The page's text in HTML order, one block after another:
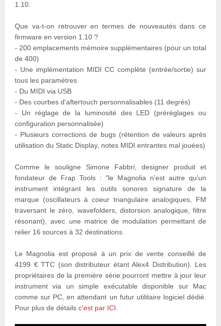
1.10.
Que va-t-on retrouver en termes de nouveautés dans ce
firmware en version 1.10 ?
- 200 emplacements mémoire supplémentaires (pour un total
de 400)
- Une implémentation MIDI CC complète (entrée/sortie) sur
tous les paramètres
- Du MIDI via USB
- Des courbes d'aftertouch personnalisables (11 degrés)
- Un réglage de la luminosité des LED (préréglages ou
configuration personnalisée)
- Plusieurs corrections de bugs (rétention de valeurs après
utilisation du Static Display, notes MIDI entrantes mal jouées)
Comme le souligne Simone Fabbri, designer produit et
fondateur de Frap Tools : "le Magnolia n'est autre qu'un
instrument intégrant les outils sonores signature de la
marque (oscillateurs à coeur triangulaire analogiques, FM
traversant le zéro, wavefolders, distorsion analogique, filtre
résonant), avec une matrice de modulation permettant de
relier 16 sources à 32 destinations.
Le Magnolia est proposé à un prix de vente conseillé de
4199 € TTC (son distributeur étant Alex4 Distribution). Les
propriétaires de la première série pourront mettre à jour leur
instrument via un simple exécutable disponible sur Mac
comme sur PC, en attendant un futur utilitaire logiciel dédié.
Pour plus de détails c'est par ICI.